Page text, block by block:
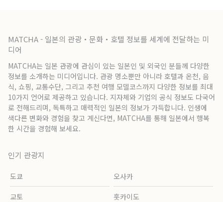
MATCHA - 일본의 관광・문화・호텔 정보를 세계에 전달하는 미
디어
MATCHA는 일본 관광에 관심이 있는 일본인 및 외국인 분들께 다양한
정보를 소개하는 미디어입니다. 관광 명소뿐만 아니라 호텔과 온천, 음
식, 쇼핑, 교통수단, 그리고 추천 여행 모델코스까지 다양한 정보를 최대
10가지 언어로 제공하고 있습니다. 지자체와 기업의 공식 정보도 다국어
로 전해드리며, 독특하고 매력적인 일본의 정보가 가득합니다. 인생에
색다른 변화와 경험을 찾고 계신다면, MATCHA를 통해 일본에서 행복
한 시간을 경험해 보세요.
인기 관광지
도쿄 오사카
교토 홋카이도